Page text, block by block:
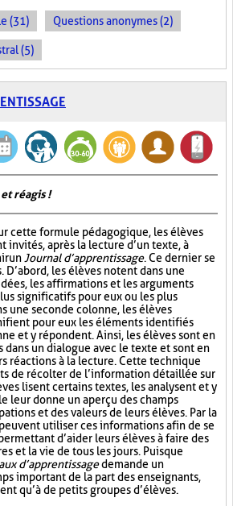
(31) Questions anonymes (2)
(5)
et réagis !
cette formule pédagogique, les élèves
invités, après la lecture d’un texte, à
un Journal d’apprentissage. Ce dernier se
les élèves notent dans une
les affirmations et les arguments
significatifs pour eux ou les plus
une seconde colonne, les élèves
pour eux les éléments identifiés
et y répondent. Ainsi, les élèves sont en
dans un dialogue avec le texte et sont en
réactions à la lecture. Cette technique
de récolter de l’information détaillée sur
lisent certains textes, les analysent et y
leur donne un aperçu des champs
et des valeurs de leurs élèves. Par la
utiliser ces informations afin de se
d’aider leurs élèves à faire des
et la vie de tous les jours. Puisque
d’apprentissagedemande un
important de la part des enseignants,
qu’à de petits groupes d’élèves.